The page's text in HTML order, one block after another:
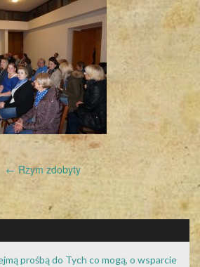
←Rzym zdobyty
prośbą do Tych co mogą, o wsparcie